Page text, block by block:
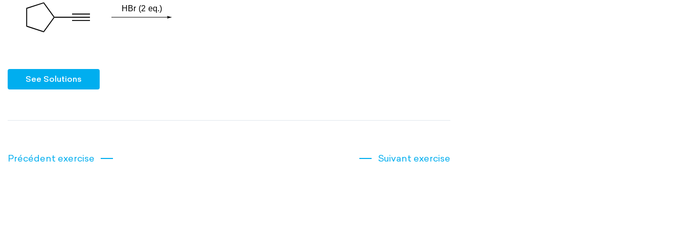
See Solutions
Précédent exercise Suivant exercise